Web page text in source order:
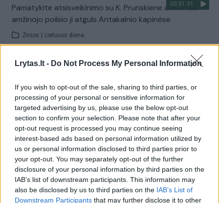
Lrytas.lt - Do Not Process My Personal Information
If you wish to opt-out of the sale, sharing to third parties, or
processing of your personal or sensitive information for
targeted advertising by us, please use the below opt-out
section to confirm your selection. Please note that after your
opt-out request is processed you may continue seeing
interest-based ads based on personal information utilized by
us or personal information disclosed to third parties prior to
your opt-out. You may separately opt-out of the further
disclosure of your personal information by third parties on the
IAB’s list of downstream participants. This information may
also be disclosed by us to third parties on the IAB’s List of
Downstream Participants that may further disclose it to other
00:01:31
Pamatykite atsisveikinimo su K. Prunskiene akimirkas:
amžinojo poilsio ji atguls Antakalnio kapinėse
Žinios Lietuvos diena
Visi įrašai
Žiūrimiausi įrašai
00:00:49
Pateikė daugiau detalių apie iš tėvų paimtus šešis
vaikus: jiems kilusi grėsmė
Žinios Lietuvos diena